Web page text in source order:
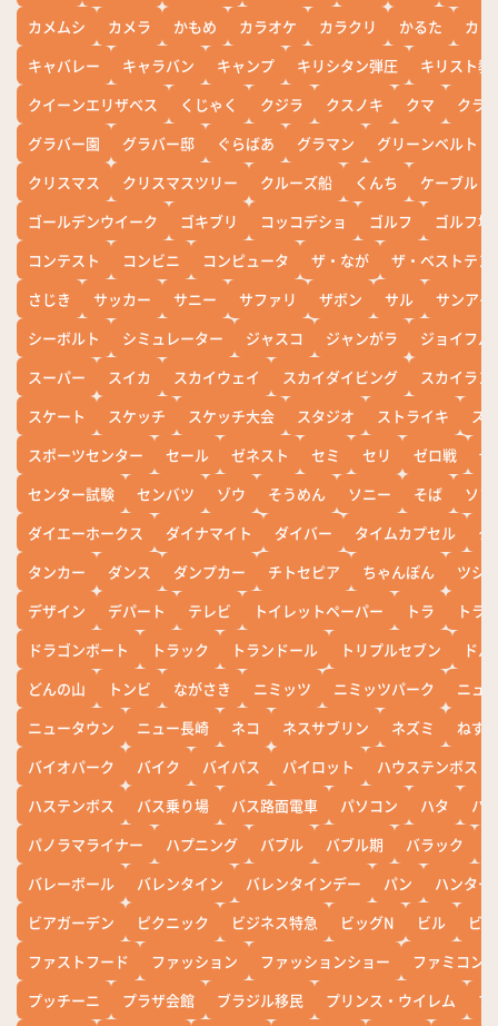
カメムシ
カメラ かもめ カラオケ カラクリ かるた
カレ
キャバレー
キャラバン キャンプ キリシタン弾圧
キリスト教
クイーンエリザベス
くじゃく クジラ クスノキ クマ
クラ
グラバー園
グラバー邸 ぐらばあ グラマン
グリーンベルト
クリスマス
クリスマスツリー クルーズ船 くんち
ケーブル
ゴールデンウイーク
ゴキブリ コッコデショ ゴルフ
ゴルフ場
コンテスト
コンビニ コンピュータ ザ・なが
ザ・ベストテン
さじき
サッカー サニー サファリ ザボン サル
サンアイ
シーボルト
シミュレーター ジャスコ ジャンがラ
ジョイフル
スーパー
スイカ スカイウェイ スカイダイビング
スカイラン
スケート
スケッチ スケッチ大会 スタジオ ストライキ
ス
スポーツセンター
セール ゼネスト セミ セリ ゼロ戦
ぜ
センター試験
センバツ ゾウ そうめん ソニー そば
ソ
ダイエーホークス
ダイナマイト ダイバー タイムカプセル
タ
タンカー
ダンス ダンプカー チトセピア ちゃんぽん
ツシ
デザイン
デパート テレビ トイレットペーパー トラ
トラ
ドラゴンボート
トラック トランドール トリプルセブン
ド
どんの山
トンビ ながさき ニミッツ ニミッツパーク
ニュ
ニュータウン
ニュー長崎 ネコ ネスサブリン ネズミ
ねず
バイオパーク
バイク バイパス パイロット
ハウステンボス
ハステンボス
バス乗り場 バス路面電車 パソコン ハタ
ハ
パノラマライナー
ハプニング バブル バブル期 バラック
バレーボール
バレンタイン バレンタインデー パン
ハンター
ビアガーデン
ピクニック ビジネス特急 ビッグN ビル
ビワ
ファストフード
ファッション ファッションショー
ファミコン
プッチーニ
プラザ会館 ブラジル移民 プリンス・ウイレム ブ